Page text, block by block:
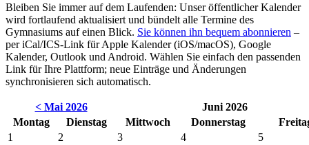
Bleiben Sie immer auf dem Laufenden: Unser öffentlicher Kalender
wird fortlaufend aktualisiert und bündelt alle Termine des
Gymnasiums auf einen Blick. Sie können ihn bequem abonnieren –
per iCal/ICS-Link für Apple Kalender (iOS/macOS), Google
Kalender, Outlook und Android. Wählen Sie einfach den passenden
Link für Ihre Plattform; neue Einträge und Änderungen
synchronisieren sich automatisch.
< Mai 2026
Juni 2026
Montag
Dienstag Mittwoch Donnerstag
1
2 3 4 5